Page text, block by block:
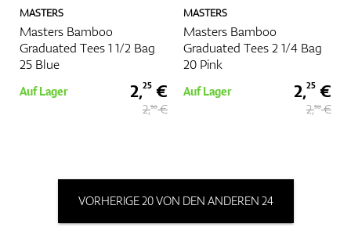
MASTERS
Masters Bamboo
Graduated Tees 1 1/2 Bag
25 Blue
Auf Lager 2,25 €
2,50€
MASTERS
Masters Bamboo
Graduated Tees 2 1/4 Bag
20 Pink
Auf Lager 2,25 €
2,50€
VORHERIGE 20 VON DEN ANDEREN 24